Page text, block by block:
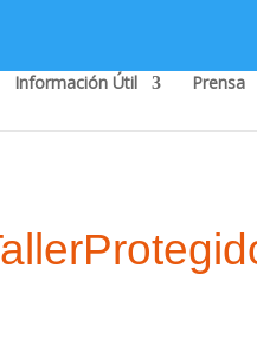
Información Útil Prensa